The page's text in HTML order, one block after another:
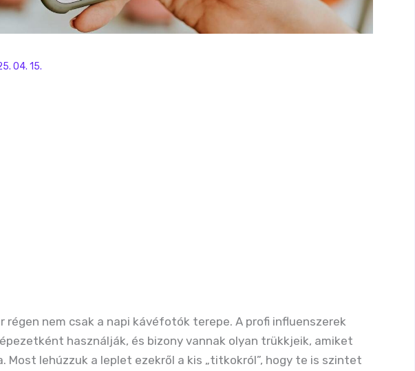
04. 15.
régen nem csak a napi kávéfotók terepe. A profi influenszerek
használják, és bizony vannak olyan trükkjeik, amiket
Most lehúzzuk a leplet ezekről a kis „titkokról”, hogy te is szintet